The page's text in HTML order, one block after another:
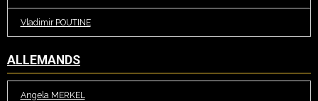
Vladimir POUTINE
ALLEMANDS
Angela MERKEL